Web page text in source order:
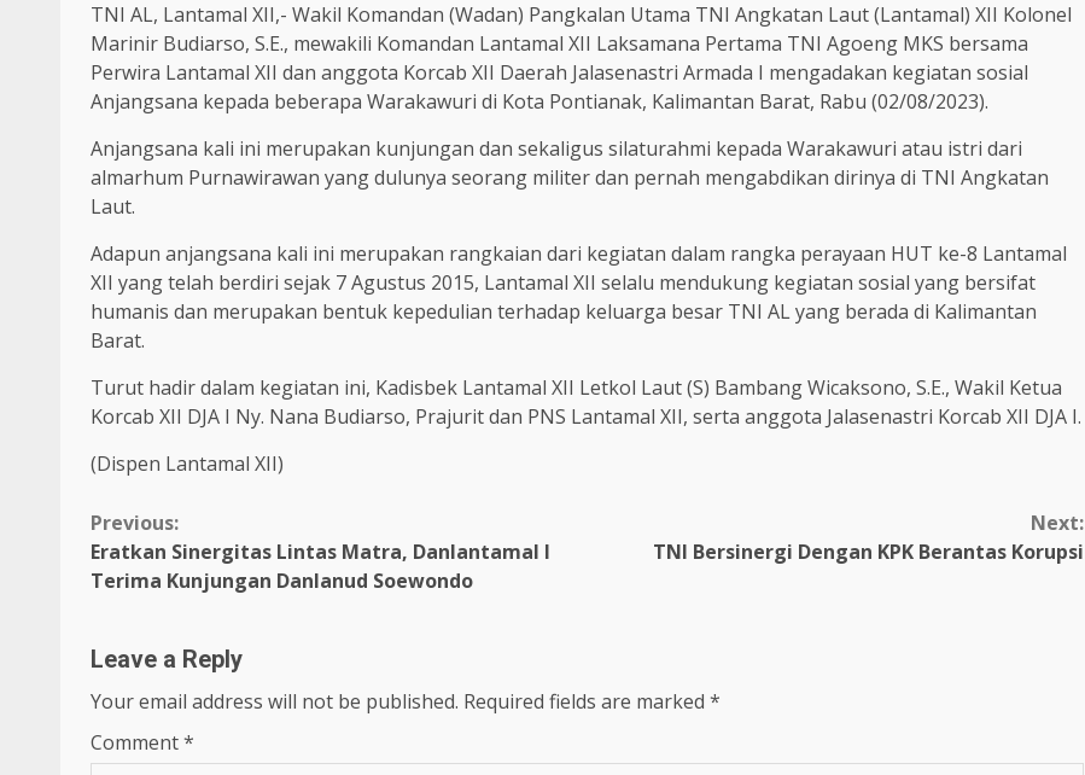
TNI AL, Lantamal XII,- Wakil Komandan (Wadan) Pangkalan Utama TNI Angkatan Laut (Lantamal) XII Kolonel
Marinir Budiarso, S.E., mewakili Komandan Lantamal XII Laksamana Pertama TNI Agoeng MKS bersama
Perwira Lantamal XII dan anggota Korcab XII Daerah Jalasenastri Armada I mengadakan kegiatan sosial
Anjangsana kepada beberapa Warakawuri di Kota Pontianak, Kalimantan Barat, Rabu (02/08/2023).
Anjangsana kali ini merupakan kunjungan dan sekaligus silaturahmi kepada Warakawuri atau istri dari
almarhum Purnawirawan yang dulunya seorang militer dan pernah mengabdikan dirinya di TNI Angkatan
Laut.
Adapun anjangsana kali ini merupakan rangkaian dari kegiatan dalam rangka perayaan HUT ke-8 Lantamal
XII yang telah berdiri sejak 7 Agustus 2015, Lantamal XII selalu mendukung kegiatan sosial yang bersifat
humanis dan merupakan bentuk kepedulian terhadap keluarga besar TNI AL yang berada di Kalimantan
Barat.
Turut hadir dalam kegiatan ini, Kadisbek Lantamal XII Letkol Laut (S) Bambang Wicaksono, S.E., Wakil Ketua
Korcab XII DJA I Ny. Nana Budiarso, Prajurit dan PNS Lantamal XII, serta anggota Jalasenastri Korcab XII DJA I.
(Dispen Lantamal XII)
Continue
Reading
Previous:
Eratkan Sinergitas Lintas Matra, Danlantamal I
Terima Kunjungan Danlanud Soewondo
Next:
TNI Bersinergi Dengan KPK Berantas Korupsi
Leave a Reply
Your email address will not be published. Required fields are marked *
Comment*